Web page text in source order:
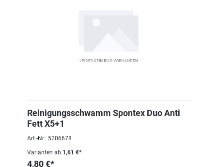
Reinigungsschwamm Spontex Duo Anti
Fett X5+1
Art.-Nr.: 5206678
Varianten ab 1,61 €*
4,80 €*